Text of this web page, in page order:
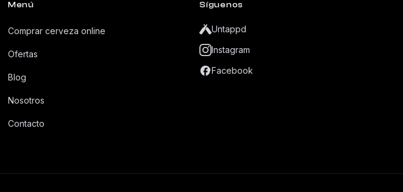
Menú
Comprar cerveza online
Ofertas
Blog
Nosotros
Contacto
Síguenos
Untappd
Instagram
Facebook